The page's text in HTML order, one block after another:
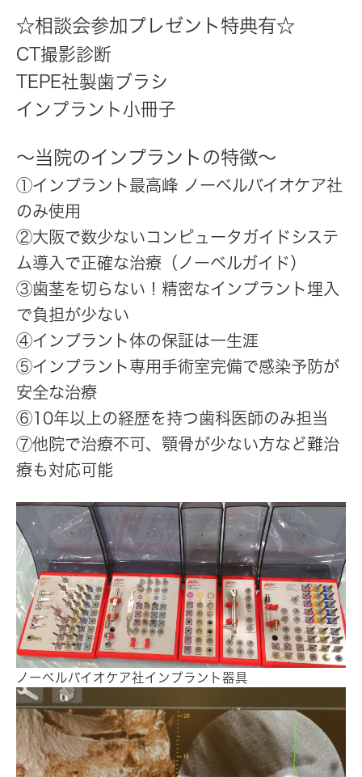
☆相談会参加プレゼント特典有☆
CT撮影診断
TEPE社製歯ブラシ
インプラント小冊子
～当院のインプラントの特徴～
①インプラント最高峰 ノーベルバイオケア社
のみ使用
②大阪で数少ないコンピュータガイドシステ
ム導入で正確な治療（ノーベルガイド）
③歯茎を切らない！精密なインプラント埋入
で負担が少ない
④インプラント体の保証は一生涯
⑤インプラント専用手術室完備で感染予防が
安全な治療
⑥10年以上の経歴を持つ歯科医師のみ担当
⑦他院で治療不可、顎骨が少ない方など難治
療も対応可能
ノーベルバイオケア社インプラント器具